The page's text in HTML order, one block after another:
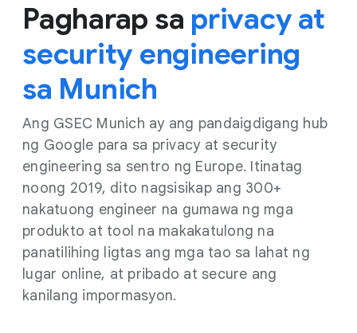
Pagharap sa privacy at
security engineering
sa Munich
Ang GSEC Munich ay ang pandaigdigang hub
ng Google para sa privacy at security
engineering sa sentro ng Europe. Itinatag
noong 2019, dito nagsisikap ang 300+
nakatuong engineer na gumawa ng mga
produkto at tool na makakatulong na
panatilihing ligtas ang mga tao sa lahat ng
lugar online, at pribado at secure ang
kanilang impormasyon.